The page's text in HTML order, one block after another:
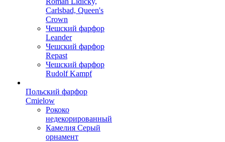
Carlsbad, Queen's
Crown
Чешский фарфор
Leander
Чешский фарфор
Repast
Чешский фарфор
Rudolf Kampf
Польский фарфор
Сmielow
Рококо
недекорированный
Камелия Серый
орнамент